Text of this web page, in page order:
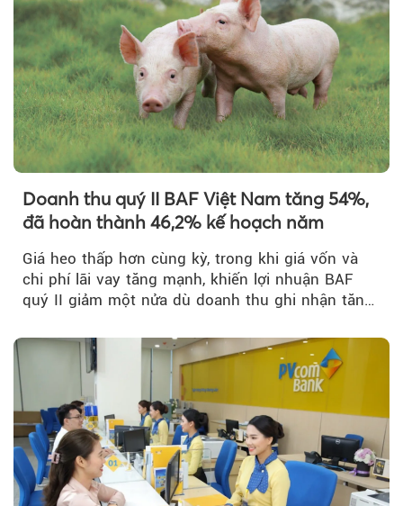
Doanh thu quý II BAF Việt Nam tăng 54%,
đã hoàn thành 46,2% kế hoạch năm
Giá heo thấp hơn cùng kỳ, trong khi giá vốn và
chi phí lãi vay tăng mạnh, khiến lợi nhuận BAF
quý II giảm một nửa dù doanh thu ghi nhận tăng